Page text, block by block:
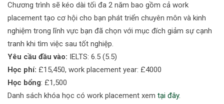
Chương trình sẽ kéo dài tối đa 2 năm bao gồm cả work
placement tạo cơ hội cho bạn phát triển chuyên môn và kinh
nghiệm trong lĩnh vực bạn đã chọn với mục đích giảm sự cạnh
tranh khi tìm việc sau tốt nghiệp.
Yêu cầu đầu vào: IELTS: 6.5 (5.5)
Học phí: £15,450, work placement year: £4000
Học bổng: £1,500
Danh sách khóa học có work placement xem tại đây.